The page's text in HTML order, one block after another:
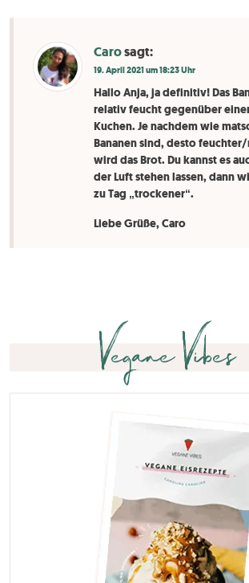
Carosagt:
19. April 2021 um 18:23 Uhr
Hallo Anja, ja definitiv! Das
relativ feucht gegenüber
Kuchen. Je nachdem wie
Bananen sind, desto
wird das Brot. Du kannst es
der Luft stehen lassen, dann
zu Tag „trockener“.
Liebe Grüße, Caro
Vegane Vibes